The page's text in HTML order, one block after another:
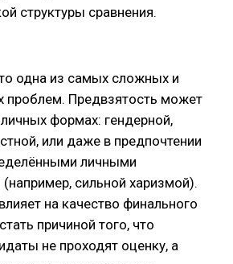
структуры сравнения.
одна из самых сложных и
проблем. Предвзятость может
формах: гендерной,
или даже в предпочтении
личными
(например, сильной харизмой).
на качество финального
причиной того, что
не проходят оценку, а